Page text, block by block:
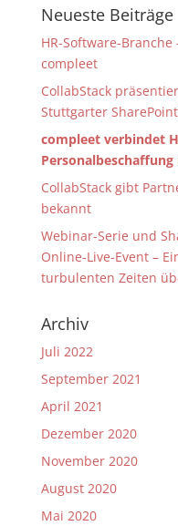
Neueste Beiträge
HR-Software-Branche
compleet
CollabStack
Stuttgarter
compleet verbindet
CollabStack gibt
bekannt
Webinar-Serie und
Online-Live-Event –
turbulenten Zeiten
Archiv
Juli 2022
September 2021
April 2021
Dezember 2020
November 2020
August 2020
Mai 2020